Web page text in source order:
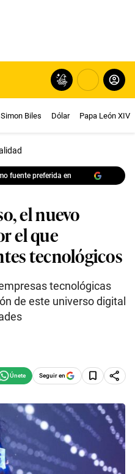
Simon Biles Dólar Papa León XIV
fuente preferida en
el nuevo
el que
tecnológicos
tecnológicas
de este universo digital
Seguir en